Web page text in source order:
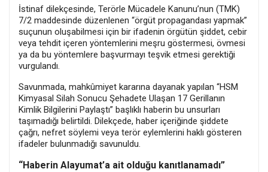
İstinaf dilekçesinde, Terörle Mücadele Kanunu’nun (TMK)
7/2 maddesinde düzenlenen “örgüt propagandası yapmak”
suçunun oluşabilmesi için bir ifadenin örgütün şiddet, cebir
veya tehdit içeren yöntemlerini meşru göstermesi, övmesi
ya da bu yöntemlere başvurmayı teşvik etmesi gerektiği
vurgulandı.
Savunmada, mahkûmiyet kararına dayanak yapılan “HSM
Kimyasal Silah Sonucu Şehadete Ulaşan 17 Gerillanın
Kimlik Bilgilerini Paylaştı” başlıklı haberin bu unsurları
taşımadığı belirtildi. Dilekçede, haber içeriğinde şiddete
çağrı, nefret söylemi veya terör eylemlerini haklı gösteren
ifadeler bulunmadığı savunuldu.
“Haberin Alayumat’a ait olduğu kanıtlanamadı”